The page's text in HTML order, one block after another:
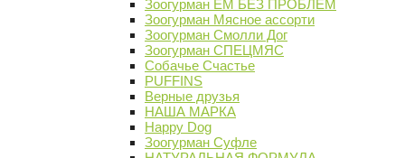
Зоогурман ЕМ БЕЗ ПРОБЛЕМ
Зоогурман Мясное ассорти
Зоогурман Смолли Дог
Зоогурман СПЕЦМЯС
Собачье Счастье
PUFFINS
Верные друзья
НАША МАРКА
Happy Dog
Зоогурман Суфле